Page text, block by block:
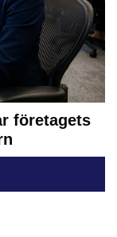
företagets